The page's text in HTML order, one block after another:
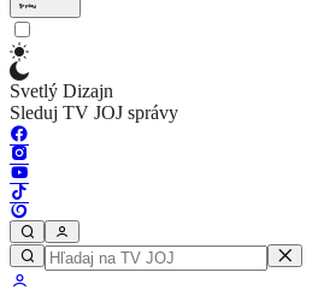
Svetlý Dizajn
Sleduj TV JOJ správy